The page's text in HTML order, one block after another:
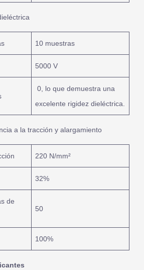
10 muestras
5000 V
0, lo que demuestra una
excelente rigidez dieléctrica.
a la tracción y alargamiento
220 N/mm²
32%
de
50
100%